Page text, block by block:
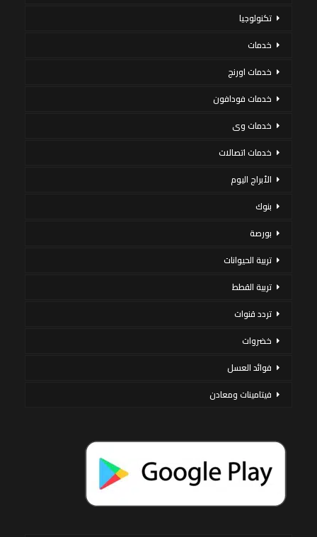
تكنولوجيا
خدمات
خدمات اورنج
خدمات فودافون
خدمات وى
خدمات اتصالات
الأبراج اليوم
بنوك
بورصة
تربية الحيوانات
تربية القطط
تردد قنوات
خضروات
فوائد العسل
فيتامينات ومعادن